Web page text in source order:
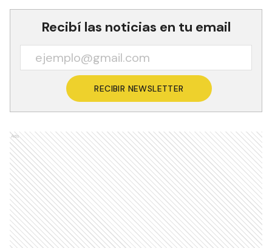
Recibí las noticias en tu email
RECIBIR NEWSLETTER
Ads